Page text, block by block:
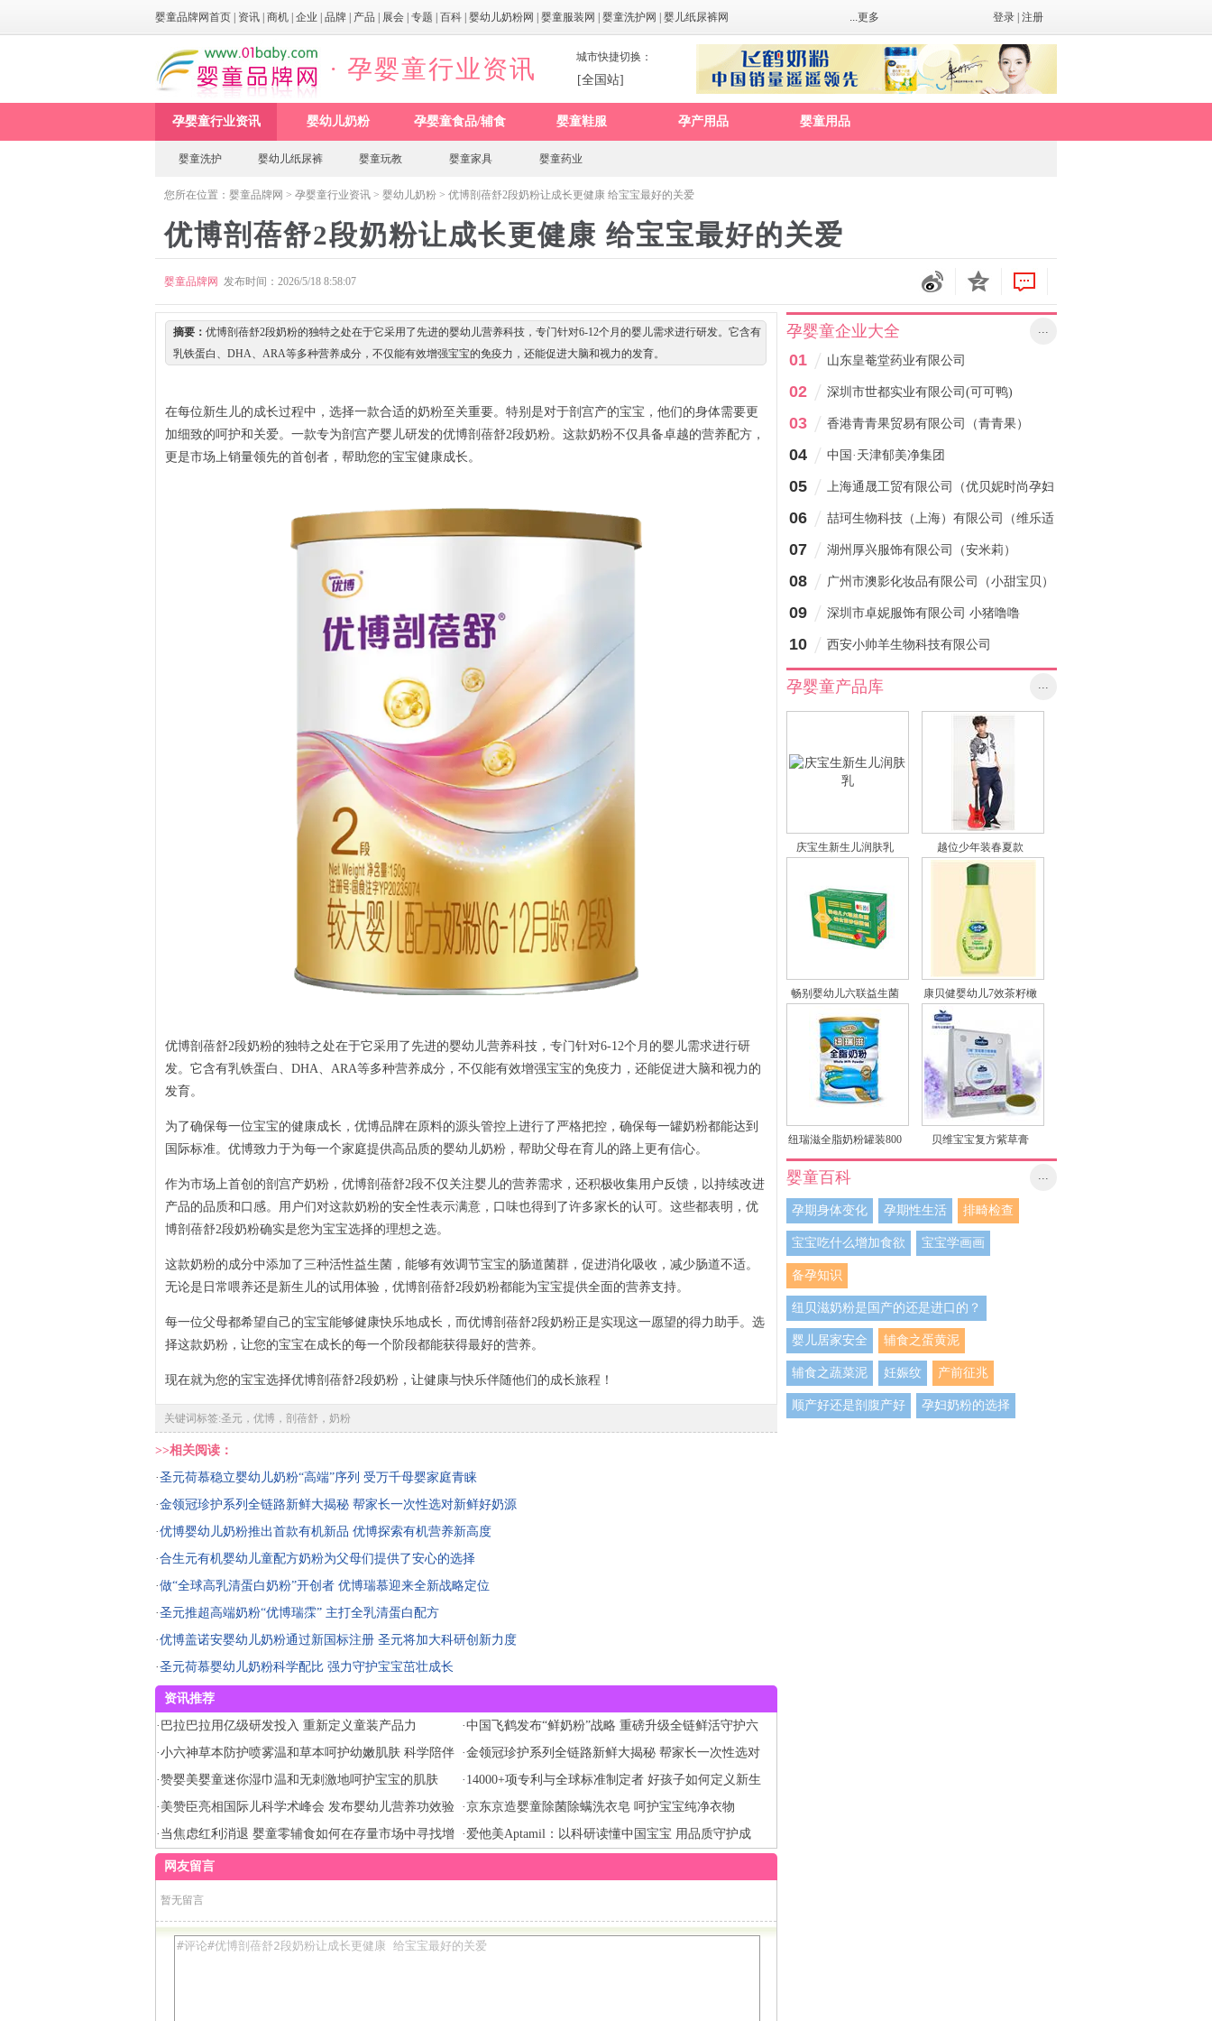
婴童品牌网首页 资讯 商机 企业 品牌 产品 展会 专题 百科 婴幼儿奶粉网 婴童服装网 婴童洗护网 婴儿纸尿裤网 ...更多 登录 注册
· 孕婴童行业资讯 城市快捷切换：
[全国站]
孕婴童行业资讯 婴幼儿奶粉 孕婴童食品/辅食 婴童鞋服 孕产用品 婴童用品
婴童洗护 婴幼儿纸尿裤 婴童玩教 婴童家具 婴童药业
您所在位置： 婴童品牌网 > 孕婴童行业资讯 > 婴幼儿奶粉 > 优博剖蓓舒2段奶粉让成长更健康 给宝宝最好的关爱
优博剖蓓舒2段奶粉让成长更健康 给宝宝最好的关爱
婴童品牌网 发布时间：2026/5/18 8:58:07
摘要： 优博剖蓓舒2段奶粉的独特之处在于它采用了先进的婴幼儿营养科技，专门针对6-12个月的婴儿需求进行研发。它含有
乳铁蛋白、DHA、ARA等多种营养成分，不仅能有效增强宝宝的免疫力，还能促进大脑和视力的发育。
在每位新生儿的成长过程中，选择一款合适的奶粉至关重要。特别是对于剖宫产的宝宝，他们的身体需要更
加细致的呵护和关爱。一款专为剖宫产婴儿研发的优博剖蓓舒2段奶粉。这款奶粉不仅具备卓越的营养配方，
更是市场上销量领先的首创者，帮助您的宝宝健康成长。
优博剖蓓舒2段奶粉的独特之处在于它采用了先进的婴幼儿营养科技，专门针对6-12个月的婴儿需求进行研
发。它含有乳铁蛋白、DHA、ARA等多种营养成分，不仅能有效增强宝宝的免疫力，还能促进大脑和视力的
发育。
为了确保每一位宝宝的健康成长，优博品牌在原料的源头管控上进行了严格把控，确保每一罐奶粉都能达到
国际标准。优博致力于为每一个家庭提供高品质的婴幼儿奶粉，帮助父母在育儿的路上更有信心。
作为市场上首创的剖宫产奶粉，优博剖蓓舒2段不仅关注婴儿的营养需求，还积极收集用户反馈，以持续改进
产品的品质和口感。用户们对这款奶粉的安全性表示满意，口味也得到了许多家长的认可。这些都表明，优
博剖蓓舒2段奶粉确实是您为宝宝选择的理想之选。
这款奶粉的成分中添加了三种活性益生菌，能够有效调节宝宝的肠道菌群，促进消化吸收，减少肠道不适。
无论是日常喂养还是新生儿的试用体验，优博剖蓓舒2段奶粉都能为宝宝提供全面的营养支持。
每一位父母都希望自己的宝宝能够健康快乐地成长，而优博剖蓓舒2段奶粉正是实现这一愿望的得力助手。选
择这款奶粉，让您的宝宝在成长的每一个阶段都能获得最好的营养。
现在就为您的宝宝选择优博剖蓓舒2段奶粉，让健康与快乐伴随他们的成长旅程！
关键词标签:圣元，优博，剖蓓舒，奶粉
>>相关阅读：
·圣元荷慕稳立婴幼儿奶粉“高端”序列 受万千母婴家庭青睐
·金领冠珍护系列全链路新鲜大揭秘 帮家长一次性选对新鲜好奶源
·优博婴幼儿奶粉推出首款有机新品 优博探索有机营养新高度
·合生元有机婴幼儿童配方奶粉为父母们提供了安心的选择
·做“全球高乳清蛋白奶粉”开创者 优博瑞慕迎来全新战略定位
·圣元推超高端奶粉“优博瑞霂” 主打全乳清蛋白配方
·优博盖诺安婴幼儿奶粉通过新国标注册 圣元将加大科研创新力度
·圣元荷慕婴幼儿奶粉科学配比 强力守护宝宝茁壮成长
资讯推荐
· 巴拉巴拉用亿级研发投入 重新定义童装产品力 ·中国飞鹤发布“鲜奶粉”战略 重磅升级全链鲜活守护六
大保障
·小六神草本防护喷雾温和草本呵护幼嫩肌肤 科学陪伴
宝宝舒适度夏
·金领冠珍护系列全链路新鲜大揭秘 帮家长一次性选对
新鲜好奶源
·赞婴美婴童迷你湿巾温和无刺激地呵护宝宝的肌肤 · 14000+项专利与全球标准制定者 好孩子如何定义新生
儿护脊出行
· 美赞臣亮相国际儿科学术峰会 发布婴幼儿营养功效验
证新模型
·京东京造婴童除菌除螨洗衣皂 呵护宝宝纯净衣物
· 当焦虑红利消退 婴童零辅食如何在存量市场中寻找增
量
·爱他美Aptamil：以科研读懂中国宝宝 用品质守护成
网友留言
暂无留言
...
孕婴童企业大全
山东皇菴堂药业有限公司
01 /
深圳市世都实业有限公司(可可鸭)
02 /
香港青青果贸易有限公司（青青果）
03 /
中国·天津郁美净集团
04 /
上海通晟工贸有限公司（优贝妮时尚孕妇
装）
05 /
喆珂生物科技（上海）有限公司（维乐适
营养品）
06 /
湖州厚兴服饰有限公司（安米莉）
07 /
广州市澳影化妆品有限公司（小甜宝贝）
08 /
深圳市卓妮服饰有限公司 小猪噜噜
09 /
西安小帅羊生物科技有限公司
10 /
...
孕婴童产品库
庆宝生新生儿润肤乳 越位少年装春夏款
畅别婴幼儿六联益生菌
辅食营养素撒剂
康贝健婴幼儿7效茶籽橄
纽瑞滋全脂奶粉罐装800
g
贝维宝宝复方紫草膏
...
婴童百科
孕期身体变化 孕期性生活 排畸检查
宝宝吃什么增加食欲 宝宝学画画
备孕知识
纽贝滋奶粉是国产的还是进口的？
婴儿居家安全 辅食之蛋黄泥
辅食之蔬菜泥 妊娠纹 产前征兆
顺产好还是剖腹产好 孕妇奶粉的选择